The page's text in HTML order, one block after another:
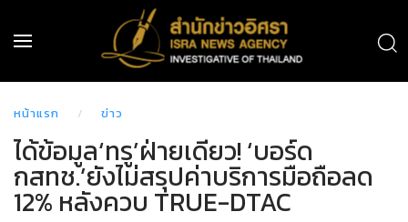
หน้าแรก ข่าว
ได้ข้อมูล‘ทรู’ฝ่ายเดียว! ‘บอร์ด
กสทช.’ยังไม่สรุปค่าบริการมือถือลด
12% หลังควบ TRUE-DTAC